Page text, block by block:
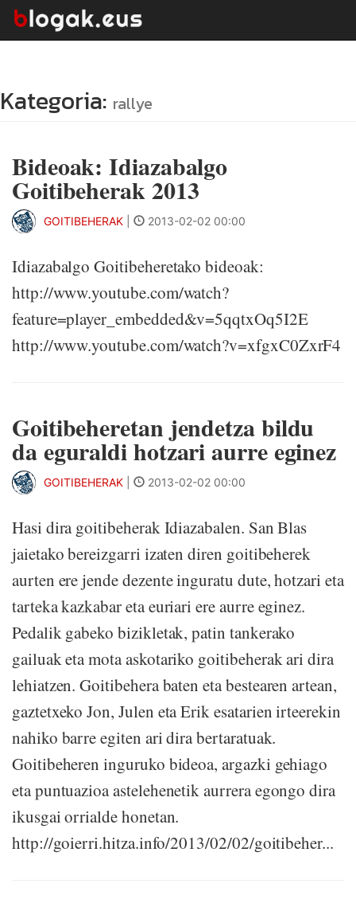
Kategoria: rallye
Bideoak: Idiazabalgo
Goitibeherak 2013
GOITIBEHERAK 2013-02-02 00:00
Idiazabalgo Goitibeheretako bideoak:
http://www.youtube.com/watch?
feature=player_embedded&v=5qqtxOq5I2E
http://www.youtube.com/watch?v=xfgxC0ZxrF4
Goitibeheretan jendetza bildu
da eguraldi hotzari aurre eginez
GOITIBEHERAK 2013-02-02 00:00
Hasi dira goitibeherak Idiazabalen. San Blas
jaietako bereizgarri izaten diren goitibeherek
aurten ere jende dezente inguratu dute, hotzari eta
tarteka kazkabar eta euriari ere aurre eginez.
Pedalik gabeko bizikletak, patin tankerako
gailuak eta mota askotariko goitibeherak ari dira
lehiatzen. Goitibehera baten eta bestearen artean,
gaztetxeko Jon, Julen eta Erik esatarien irteerekin
nahiko barre egiten ari dira bertaratuak.
Goitibeheren inguruko bideoa, argazki gehiago
eta puntuazioa astelehenetik aurrera egongo dira
ikusgai orrialde honetan.
http://goierri.hitza.info/2013/02/02/goitibeher...